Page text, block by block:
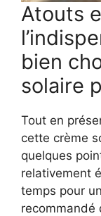
Atouts
bien
solaire
Tout en
cette crème
quelques
relativement
temps pour
recommandé